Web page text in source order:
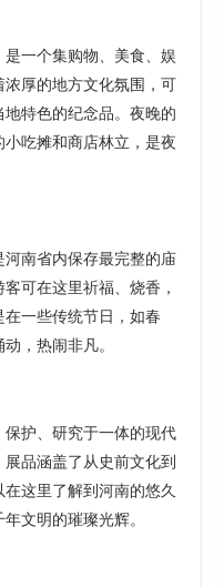
一个集购物、美食、娱
厚的地方文化氛围，可
特色的纪念品。夜晚的
吃摊和商店林立，是夜
南省内保存最完整的庙
可在这里祈福、烧香，
一些传统节日，如春
，热闹非凡。
护、研究于一体的现代
品涵盖了从史前文化到
这里了解到河南的悠久
文明的璀璨光辉。